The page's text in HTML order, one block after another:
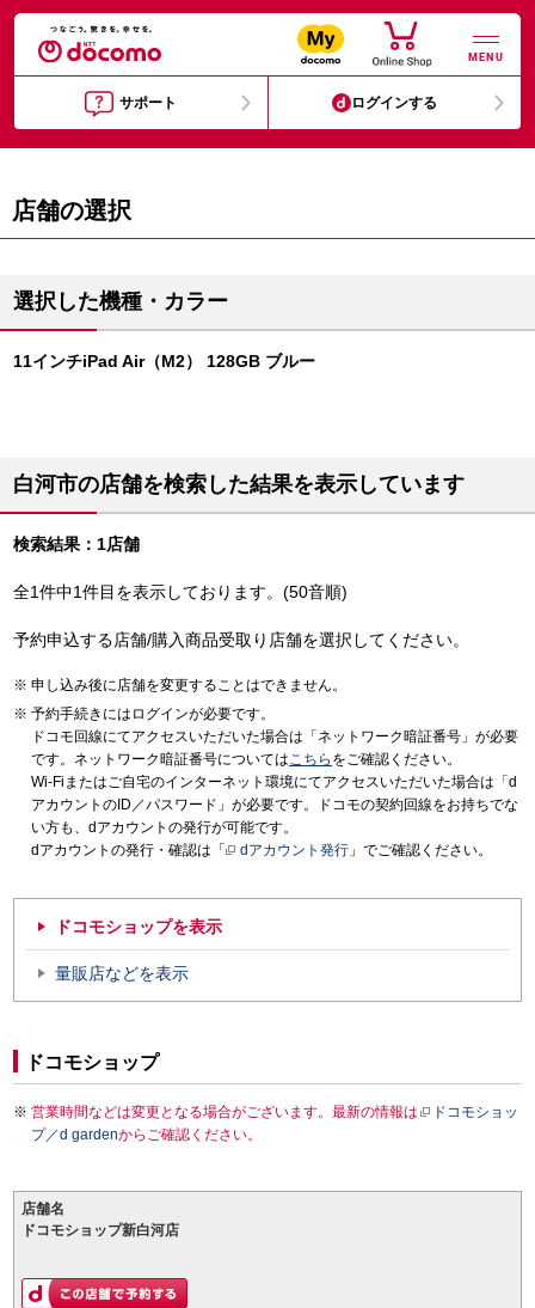
MENU
サポート ログインする
店舗の選択
選択した機種・カラー
11インチiPad Air（M2） 128GB ブルー
白河市の店舗を検索した結果を表示しています
検索結果：1店舗
全1件中1件目を表示しております。(50音順)
予約申込する店舗/購入商品受取り店舗を選択してください。
申し込み後に店舗を変更することはできません。
予約手続きにはログインが必要です。
ドコモ回線にてアクセスいただいた場合は「ネットワーク暗証番号」が必要
です。ネットワーク暗証番号についてはこちら をご確認ください。
Wi-Fiまたはご自宅のインターネット環境にてアクセスいただいた場合は「d
アカウントのID／パスワード」が必要です。ドコモの契約回線をお持ちでな
い方も、dアカウントの発行が可能です。
dアカウントの発行・確認は「
dアカウント発行 」でご確認ください。
ドコモショップを表示
量販店などを表示
ドコモショップ
営業時間などは変更となる場合がございます。最新の情報は
ドコモショッ
プ／d gardenからご確認ください。
店舗名
ドコモショップ新白河店